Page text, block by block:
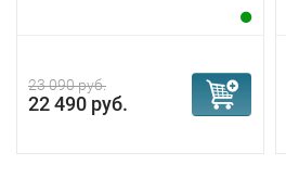
23 090 руб.
22 490 руб.